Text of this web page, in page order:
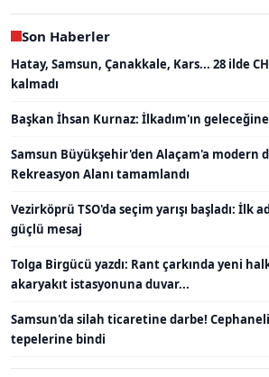
Son Haberler
Hatay, Samsun, Çanakkale, Kars... 28 ilde
kalmadı
Başkan İhsan Kurnaz: İlkadım'ın
Samsun Büyükşehir'den Alaçam'a modern
Rekreasyon Alanı tamamlandı
Vezirköprü TSO'da seçim yarışı başladı: İlk
güçlü mesaj
Tolga Birgücü yazdı: Rant çarkında yeni
akaryakıt istasyonuna duvar...
Samsun'da silah ticaretine darbe!
tepelerine bindi